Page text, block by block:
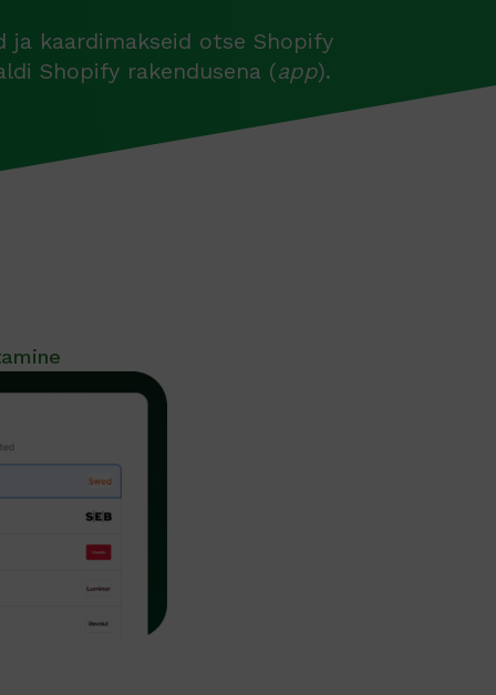
ja kaardimakseid otse Shopify
Shopify rakendusena (app).